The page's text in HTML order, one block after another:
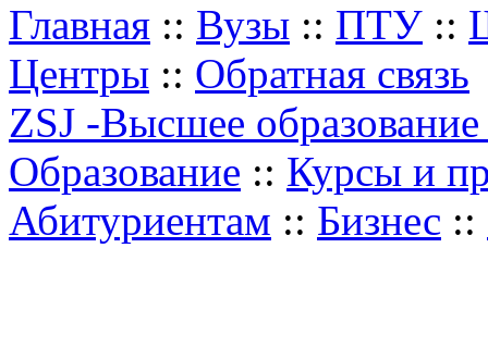
Главная :: Вузы :: ПТУ ::
Центры :: Обратная связь
ZSJ -Высшее
Образование :: Курсы и
Абитуриентам :: Бизнес ::